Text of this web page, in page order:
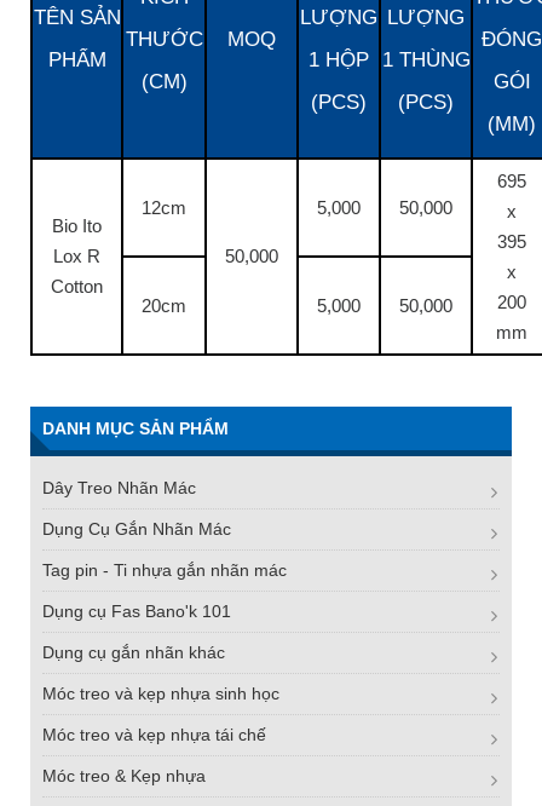
TÊN SẢN
PHẨM
THƯỚC
(CM)
MOQ
LƯỢNG
1 HỘP
(PCS)
LƯỢNG
1 THÙNG
(PCS)
ĐÓNG
GÓI
(MM)
Bio Ito
Lox R
Cotton
12cm
50,000
5,000 50,000
695
x
395
x
200
mm
20cm 5,000 50,000
DANH MỤC SẢN PHẨM
Dây Treo Nhãn Mác
Dụng Cụ Gắn Nhãn Mác
Tag pin - Ti nhựa gắn nhãn mác
Dụng cụ Fas Bano'k 101
Dụng cụ gắn nhãn khác
Móc treo và kẹp nhựa sinh học
Móc treo và kẹp nhựa tái chế
Móc treo & Kẹp nhựa